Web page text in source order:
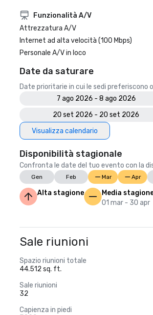
Funzionalità A/V
Attrezzatura A/V
Internet ad alta velocità (100 Mbps)
Personale A/V in loco
Date da saturare
Date prioritarie in cui le sedi preferiscono
7 ago 2026 - 8 ago 2026
20 set 2026 - 20 set 2026
Visualizza calendario
Disponibilità stagionale
Confronta le date del tuo evento con la
Gen Feb Mar Apr
Alta stagione
Media
01 mar - 30 apr
Sale riunioni
Spazio riunioni totale
44.512 sq. ft.
Sale riunioni
32
Capienza in piedi